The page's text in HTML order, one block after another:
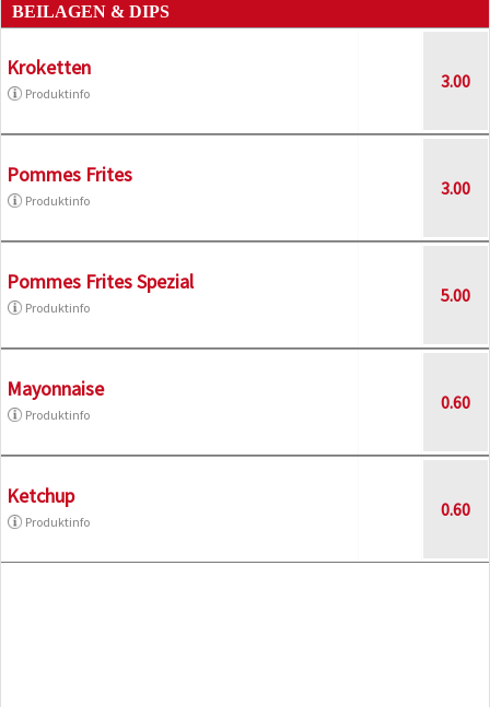
BEILAGEN & DIPS
Kroketten
Produktinfo
3.00
Pommes Frites
Produktinfo
3.00
Pommes Frites Spezial
Produktinfo
5.00
Mayonnaise
Produktinfo
0.60
Ketchup
Produktinfo
0.60